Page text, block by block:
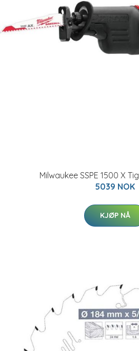
Milwaukee SSPE 1500 X
5039 NOK
KJØP NÅ